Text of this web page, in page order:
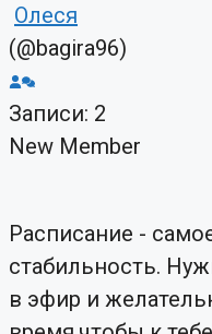
Олеся
(@bagira96)
Записи: 2
New Member
Расписание -
стабильность.
в эфир и